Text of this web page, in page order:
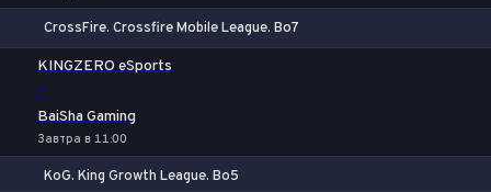
CrossFire. Crossfire Mobile League. Bo7
KINGZERO eSports
-
BaiSha Gaming
Завтра в 11:00
KoG. King Growth League. Bo5